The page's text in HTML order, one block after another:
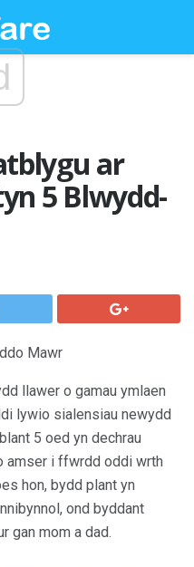
ar
5 Blwydd-
Mawr
llawer o gamau ymlaen
lywio sialensiau newydd
5 oed yn dechrau
amser i ffwrdd oddi wrth
hon, bydd plant yn
ond byddant
gan mom a dad.